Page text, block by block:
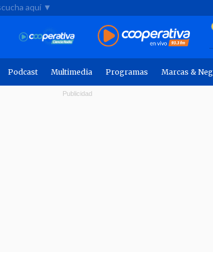
aquí ▼
Podcast Multimedia Programas Marcas &